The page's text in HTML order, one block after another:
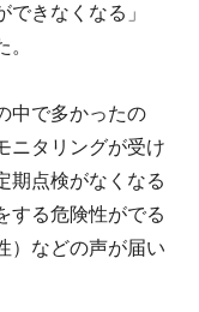
きなくなる」
中で多かったの
ニタリングが受け
期点検がなくなる
する危険性がでる
）などの声が届い